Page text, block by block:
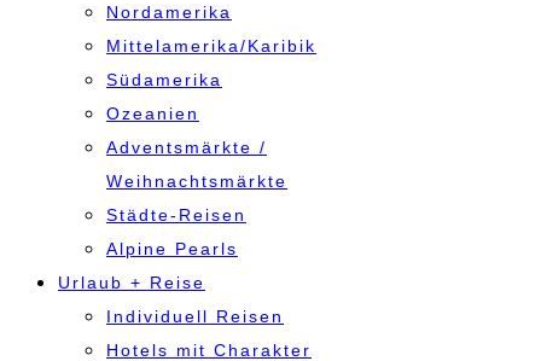
Nordamerika
Mittelamerika/Karibik
Südamerika
Ozeanien
Adventsmärkte /
Weihnachtsmärkte
Städte-Reisen
Alpine Pearls
Urlaub + Reise
Individuell Reisen
Hotels mit Charakter